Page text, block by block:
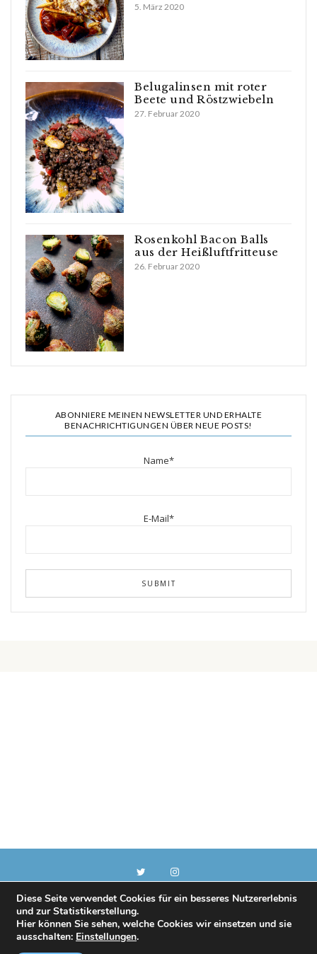
5. März 2020
Belugalinsen mit roter
Beete und Röstzwiebeln
27. Februar 2020
Rosenkohl Bacon Balls
aus der Heißluftfritteuse
26. Februar 2020
ABONNIERE MEINEN NEWSLETTER UND ERHALTE
BENACHRICHTIGUNGEN ÜBER NEUE POSTS!
Name*
E-Mail*
Copyright © 2018
Diese Seite verwendet Cookies für ein besseres Nutzererlebnis
und zur Statistikerstellung.
Hier können Sie sehen, welche Cookies wir einsetzen und sie
ausschalten: Einstellungen.